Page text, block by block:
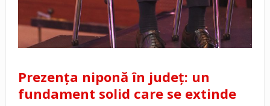
Prezența niponă în județ: un
fundament solid care se extinde